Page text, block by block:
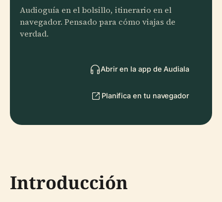
Audioguía en el bolsillo, itinerario en el
navegador. Pensado para cómo viajas de
verdad.
Abrir en la app de Audiala
Planifica en tu navegador
Introducción